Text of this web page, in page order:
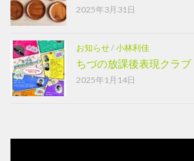
2025年3月31日
お知らせ/小林利佳
ちづの放課後表現クラブ
2025年1月14日